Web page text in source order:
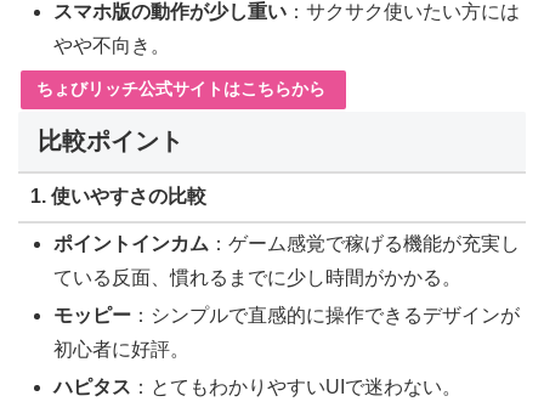
スマホ版の動作が少し重い ：サクサク使いたい方には
やや不向き。
ちょびリッチ公式サイトはこちらから
比較ポイント
1. 使いやすさの比較
ポイントインカム ：ゲーム感覚で稼げる機能が充実し
ている反面、慣れるまでに少し時間がかかる。
モッピー ：シンプルで直感的に操作できるデザインが
初心者に好評。
ハピタス ：とてもわかりやすいUIで迷わない。